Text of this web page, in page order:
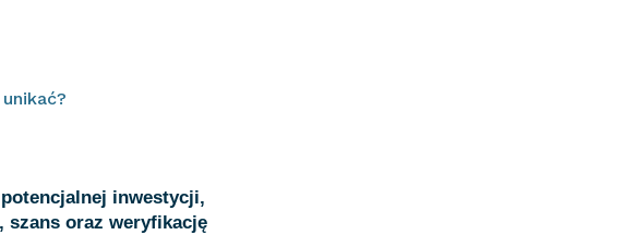
inwestycji,
szans oraz weryfikację